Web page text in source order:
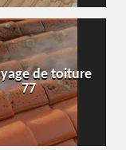
de toiture
77